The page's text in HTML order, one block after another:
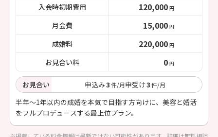
入会時初期費用 120,000 円
月会費 15,000 円
成婚料 220,000 円
お見合い料 0 円
お見合い 申込み3件/月申受け3件/月
半年〜1年以内の成婚を本気で目指す方向けに、美容と婚活
をフルプロデュースする最上位プラン。